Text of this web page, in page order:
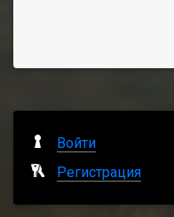
Войти
Регистрация